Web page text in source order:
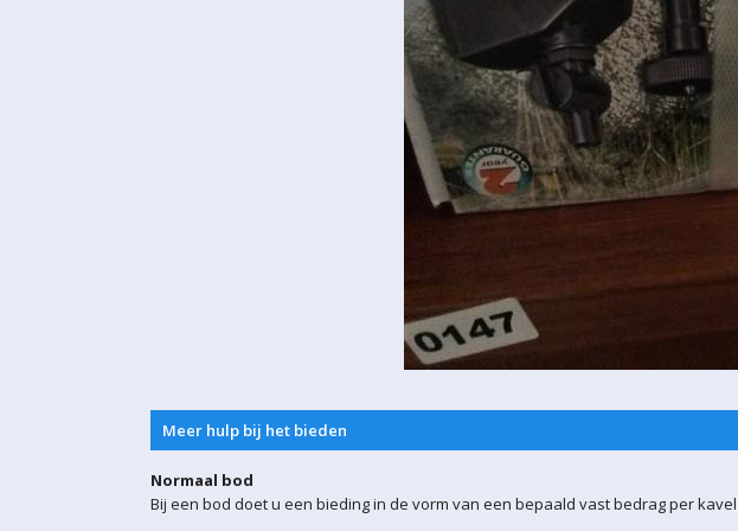
Meer hulp bij het bieden
Normaal bod
Bij een bod doet u een bieding in de vorm van een bepaald vast bedrag per kavel